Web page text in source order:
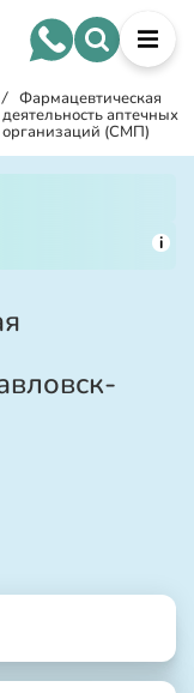
/ Фармацевтическая
деятельность аптечных
организаций (СМП)
i